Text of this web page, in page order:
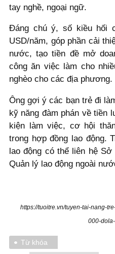
tay nghề, ngoại ngữ.
Đáng chú ý, số kiều hối
USD/năm, góp phần cải
nước, tạo tiền đề mở
công ăn việc làm cho
nghèo cho các địa phương.
Ông gợi ý các bạn trẻ đi
kỹ năng đàm phán về tiền
kiện làm việc, cơ hội
trong hợp đồng lao động.
lao động có thể liên hệ
Quản lý lao động ngoài
https://tuoitre.vn/tuyen-tai-nang-
000-
Từ khóa